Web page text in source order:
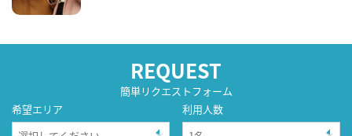
REQUEST
簡単リクエストフォーム
希望エリア
利用人数